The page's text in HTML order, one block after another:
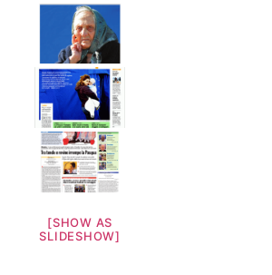
[SHOW AS
SLIDESHOW]